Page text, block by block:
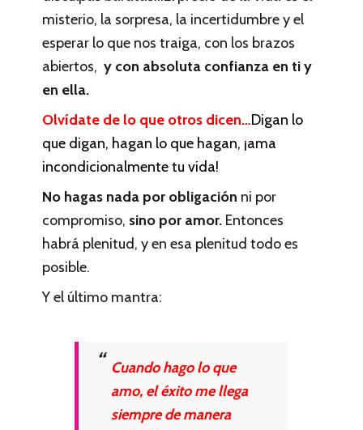
misterio, la sorpresa, la incertidumbre y el
esperar lo que nos traiga, con los brazos
abiertos, y con absoluta confianza en ti y
en ella.
Olvídate de lo que otros dicen…Digan lo
que digan, hagan lo que hagan, ¡ama
incondicionalmente tu vida!
No hagas nada por obligación ni por
compromiso, sino por amor. Entonces
habrá plenitud, y en esa plenitud todo es
posible.
Y el último mantra:
Cuando hago lo que
amo, el éxito me llega
siempre de manera